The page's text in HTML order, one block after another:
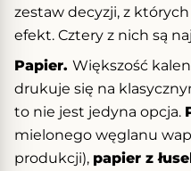
zestaw decyzji, z
efekt. Cztery z nich są
Papier. Większość
drukuje się na
to nie jest jedyna opcja.
mielonego węglanu
produkcji), papier z